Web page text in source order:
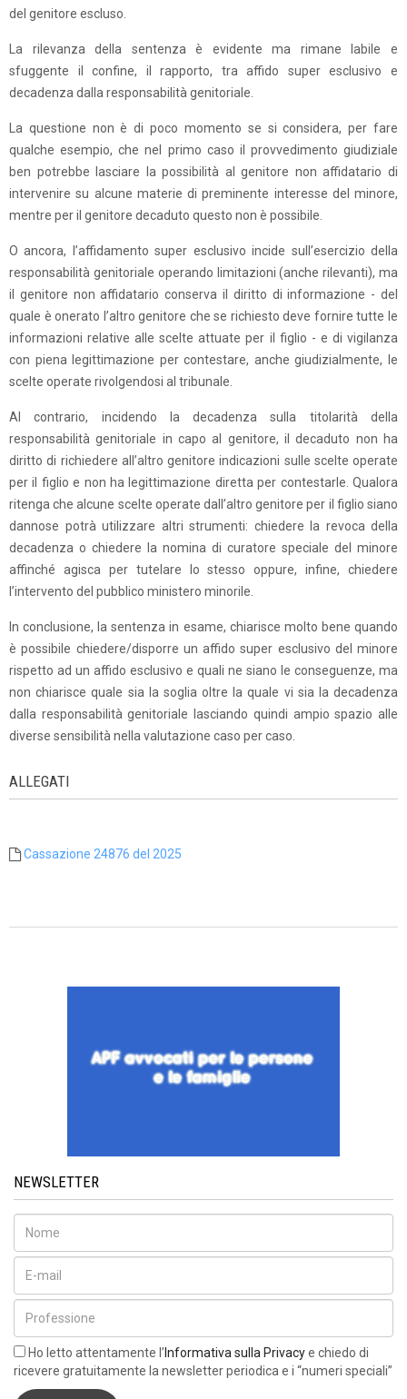
del genitore escluso.
La rilevanza della sentenza è evidente ma rimane labile e
sfuggente il confine, il rapporto, tra affido super esclusivo e
decadenza dalla responsabilità genitoriale.
La questione non è di poco momento se si considera, per fare
qualche esempio, che nel primo caso il provvedimento giudiziale
ben potrebbe lasciare la possibilità al genitore non affidatario di
intervenire su alcune materie di preminente interesse del minore,
mentre per il genitore decaduto questo non è possibile.
O ancora, l’affidamento super esclusivo incide sull’esercizio della
responsabilità genitoriale operando limitazioni (anche rilevanti), ma
il genitore non affidatario conserva il diritto di informazione - del
quale è onerato l’altro genitore che se richiesto deve fornire tutte le
informazioni relative alle scelte attuate per il figlio - e di vigilanza
con piena legittimazione per contestare, anche giudizialmente, le
scelte operate rivolgendosi al tribunale.
Al contrario, incidendo la decadenza sulla titolarità della
responsabilità genitoriale in capo al genitore, il decaduto non ha
diritto di richiedere all’altro genitore indicazioni sulle scelte operate
per il figlio e non ha legittimazione diretta per contestarle. Qualora
ritenga che alcune scelte operate dall’altro genitore per il figlio siano
dannose potrà utilizzare altri strumenti: chiedere la revoca della
decadenza o chiedere la nomina di curatore speciale del minore
affinché agisca per tutelare lo stesso oppure, infine, chiedere
l’intervento del pubblico ministero minorile.
In conclusione, la sentenza in esame, chiarisce molto bene quando
è possibile chiedere/disporre un affido super esclusivo del minore
rispetto ad un affido esclusivo e quali ne siano le conseguenze, ma
non chiarisce quale sia la soglia oltre la quale vi sia la decadenza
dalla responsabilità genitoriale lasciando quindi ampio spazio alle
diverse sensibilità nella valutazione caso per caso.
ALLEGATI
Cassazione 24876 del 2025
NEWSLETTER
Ho letto attentamente l’ Informativa sulla Privacye chiedo di
ricevere gratuitamente la newsletter periodica e i “numeri speciali”